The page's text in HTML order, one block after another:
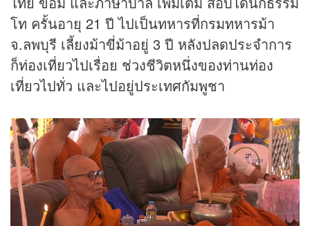
โท ครั้นอายุ 21 ปี ไปเป็นทหารที่กรมทหารม้า
จ.ลพบุรี เลี้ยงม้าขี่ม้าอยู่ 3 ปี หลังปลดประจำการ
ก็ท่องเที่ยวไปเรื่อย ช่วงชีวิตหนึ่งของท่านท่อง
เที่ยวไปทั่ว และไปอยู่ประเทศกัมพูชา